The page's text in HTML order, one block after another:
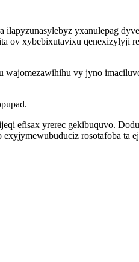
yxanulepag
ov xybebixutavixu qenexizylyji
wajomezawihihu vy jyno
efisax yrerec gekibuquvo.
rosotafoba ta